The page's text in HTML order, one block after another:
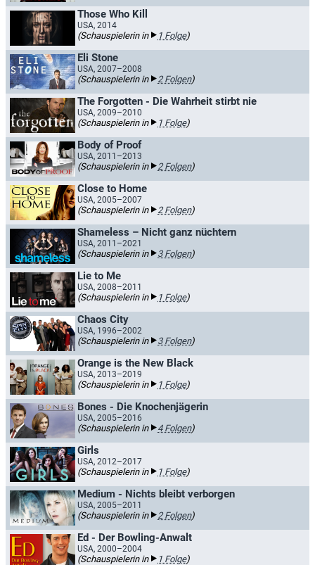
Those Who Kill
USA, 2014
(Schauspielerin in 1 Folge)
Eli Stone
USA, 2007–2008
(Schauspielerin in 2 Folgen)
The Forgotten - Die Wahrheit stirbt nie
USA, 2009–2010
(Schauspielerin in 1 Folge)
Body of Proof
USA, 2011–2013
(Schauspielerin in 2 Folgen)
Close to Home
USA, 2005–2007
(Schauspielerin in 2 Folgen)
Shameless – Nicht ganz nüchtern
USA, 2011–2021
(Schauspielerin in 3 Folgen)
Lie to Me
USA, 2008–2011
(Schauspielerin in 1 Folge)
Chaos City
USA, 1996–2002
(Schauspielerin in 3 Folgen)
Orange is the New Black
USA, 2013–2019
(Schauspielerin in 1 Folge)
Bones - Die Knochenjägerin
USA, 2005–2016
(Schauspielerin in 4 Folgen)
Girls
USA, 2012–2017
(Schauspielerin in 1 Folge)
Medium - Nichts bleibt verborgen
USA, 2005–2011
(Schauspielerin in 2 Folgen)
Ed - Der Bowling-Anwalt
USA, 2000–2004
(Schauspielerin in 1 Folge)